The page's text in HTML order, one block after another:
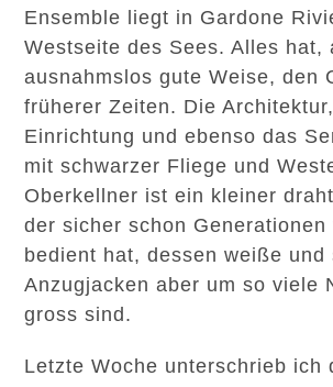
Ensemble liegt in Gardone
Westseite des Sees. Alles hat,
ausnahmslos gute Weise, den
früherer Zeiten. Die
Einrichtung und ebenso das
mit schwarzer Fliege und
Oberkellner ist ein kleiner
der sicher schon Generationen
bedient hat, dessen weiße und
Anzugjacken aber um so viele
gross sind.
Letzte Woche unterschrieb ich